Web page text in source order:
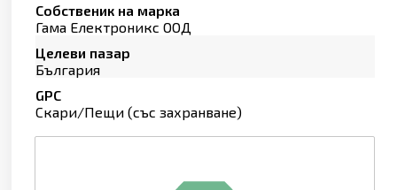
Собственик на марка
Гама Електроникс ООД
Целеви пазар
България
GPC
Скари/Пещи (със захранване)